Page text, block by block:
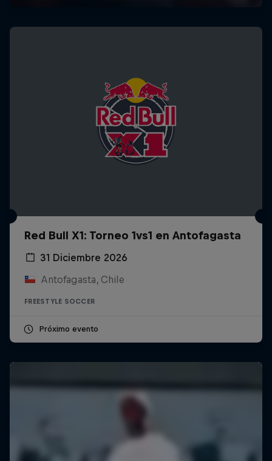
Red Bull X1: Torneo 1vs1 en Antofagasta
31 Diciembre 2026
Antofagasta, Chile
FREESTYLE SOCCER
Próximo evento